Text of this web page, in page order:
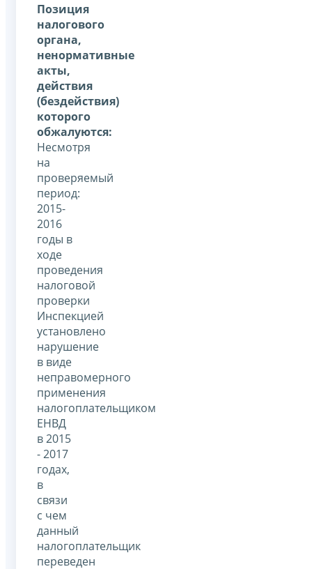
Позиция
налогового
органа,
ненормативные
акты,
действия
(бездействия)
которого
обжалуются:
Несмотря
на
проверяемый
период:
2015-
2016
годы в
ходе
проведения
налоговой
проверки
Инспекцией
установлено
нарушение
в виде
неправомерного
применения
налогоплательщиком
ЕНВД
в 2015
- 2017
годах,
в
связи
с чем
данный
налогоплательщик
переведен